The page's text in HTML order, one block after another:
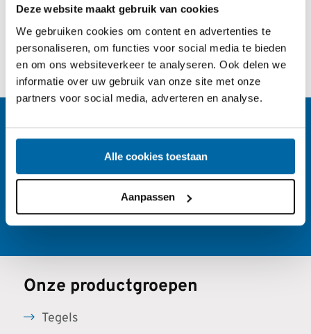
Deze website maakt gebruik van cookies
We gebruiken cookies om content en advertenties te
personaliseren, om functies voor social media te bieden
en om ons websiteverkeer te analyseren. Ook delen we
informatie over uw gebruik van onze site met onze
partners voor social media, adverteren en analyse.
Alle cookies toestaan
Aanpassen
Dikkenberg Beton.Voor al
uw betonproducten.
info@dikkenbergbeton.nl
0318 - 57 22 25
Whatsapp ons
Onze productgroepen
Tegels